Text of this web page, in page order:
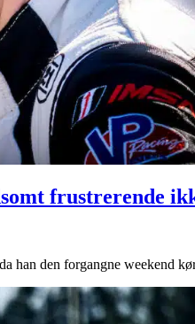
frustrerende
han den forgangne weekend